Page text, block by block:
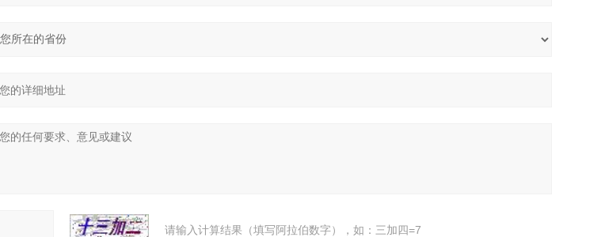
请输入计算结果（填写阿拉伯数字），如：三加四=7